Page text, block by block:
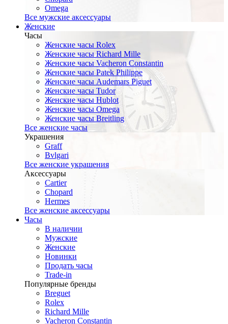
Omega
Все мужские аксессуары
Женские
Часы
Женские часы Rolex
Женские часы Richard Mille
Женские часы Vacheron Constantin
Женские часы Patek Philippe
Женские часы Audemars Piguet
Женские часы Tudor
Женские часы Hublot
Женские часы Omega
Женские часы Breitling
Все женские часы
Украшения
Graff
Bvlgari
Все женские украшения
Аксессуары
Cartier
Chopard
Hermes
Все женские аксессуары
Часы
В наличии
Мужские
Женские
Новинки
Продать часы
Trade-in
Популярные бренды
Breguet
Rolex
Richard Mille
Vacheron Constantin